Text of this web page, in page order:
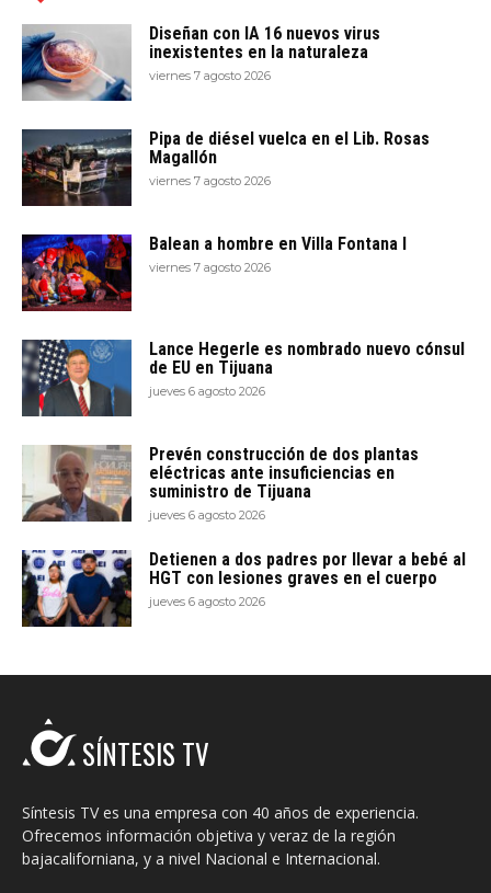
Diseñan con IA 16 nuevos virus
inexistentes en la naturaleza
viernes 7 agosto 2026
Pipa de diésel vuelca en el Lib. Rosas
Magallón
viernes 7 agosto 2026
Balean a hombre en Villa Fontana I
viernes 7 agosto 2026
Lance Hegerle es nombrado nuevo cónsul
de EU en Tijuana
jueves 6 agosto 2026
Prevén construcción de dos plantas
eléctricas ante insuficiencias en
suministro de Tijuana
jueves 6 agosto 2026
Detienen a dos padres por llevar a bebé al
HGT con lesiones graves en el cuerpo
jueves 6 agosto 2026
SÍNTESIS TV
Síntesis TV es una empresa con 40 años de experiencia.
Ofrecemos información objetiva y veraz de la región
bajacaliforniana, y a nivel Nacional e Internacional.